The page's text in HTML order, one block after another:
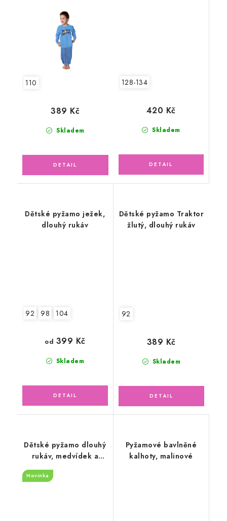
110
Skladem
389 Kč
128-134
Skladem
420 Kč
Dětské pyžamo ježek,
dlouhý rukáv
92 98 104
Skladem
od 399 Kč
Dětské pyžamo Traktor
žlutý, dlouhý rukáv
92
Skladem
389 Kč
Dětské pyžamo dlouhý
rukáv, medvídek a
Novinka
Pyžamové bavlněné
kalhoty, malinové